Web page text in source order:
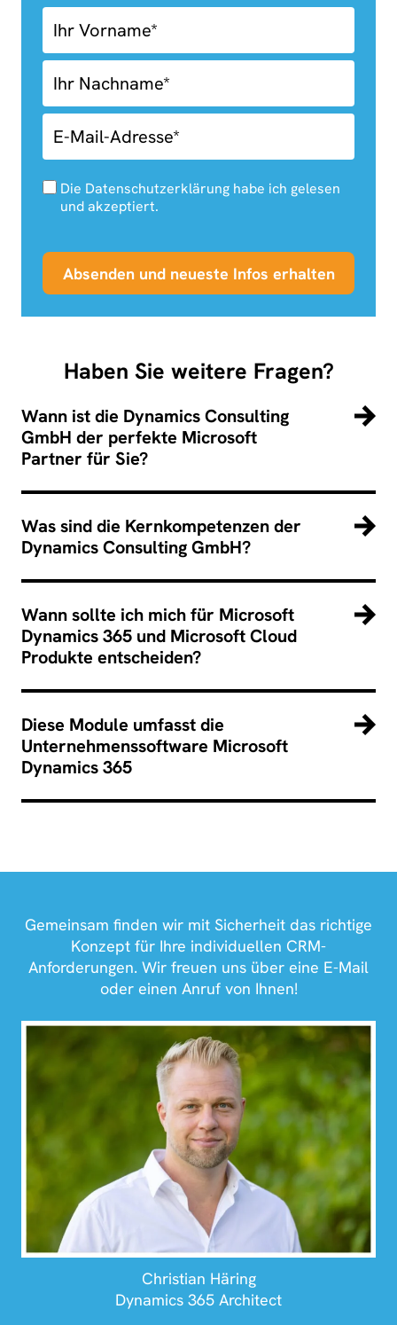
03.01-
Newsletter
Anmeldung
Die Datenschutzerklärung habe ich gelesen
und akzeptiert.
Absenden und neueste Infos erhalten
Haben Sie weitere Fragen?
Wann ist die Dynamics Consulting
GmbH der perfekte Microsoft
Partner für Sie?
Was sind die Kernkompetenzen der
Dynamics Consulting GmbH?
Wann sollte ich mich für Microsoft
Dynamics 365 und Microsoft Cloud
Produkte entscheiden?
Diese Module umfasst die
Unternehmenssoftware Microsoft
Dynamics 365
Gemeinsam finden wir mit Sicherheit das richtige
Konzept für Ihre individuellen CRM-
Anforderungen. Wir freuen uns über eine E-Mail
oder einen Anruf von Ihnen!
Christian Häring
Dynamics 365 Architect